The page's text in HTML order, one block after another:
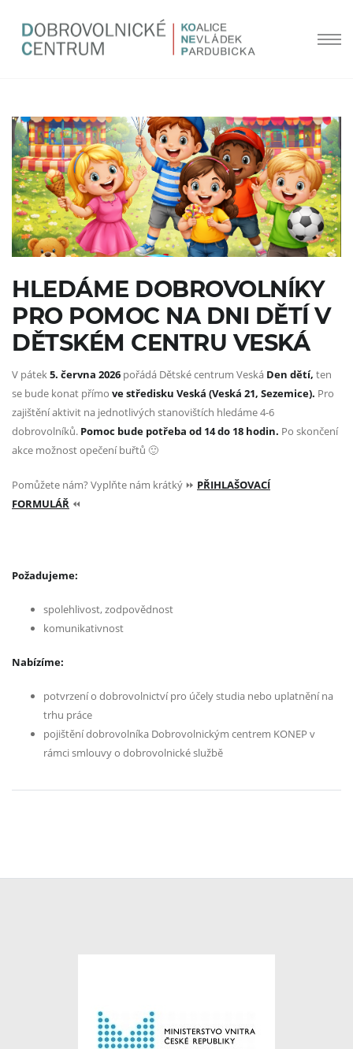
HLEDÁME DOBROVOLNÍKY
PRO POMOC NA DNI DĚTÍ V
DĚTSKÉM CENTRU VESKÁ
V pátek5. června 2026 pořádá Dětské centrum Veská Den dětí, ten
se bude konat přímo ve středisku Veská (Veská 21, Sezemice). Pro
zajištění aktivit na jednotlivých stanovištích hledáme 4-6
dobrovolníků. Pomoc bude potřeba od 14 do 18 hodin. Po skončení
akce možnost opečení buřtů 🙂
Pomůžete nám? Vyplňte nám krátký ⏩ PŘIHLAŠOVACÍ
FORMULÁŘ ⏪
Požadujeme:
spolehlivost, zodpovědnost
komunikativnost
Nabízíme:
potvrzení o dobrovolnictví pro účely studia nebo uplatnění na
trhu práce
pojištění dobrovolníka Dobrovolnickým centrem KONEP v
rámci smlouvy o dobrovolnické službě